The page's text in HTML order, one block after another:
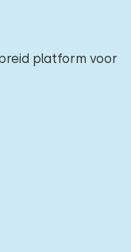
platform voor